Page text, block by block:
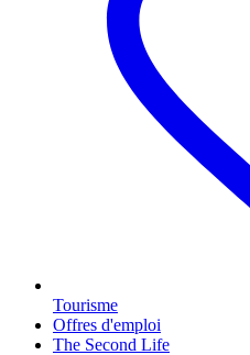
Tourisme
Offres d'emploi
The Second Life